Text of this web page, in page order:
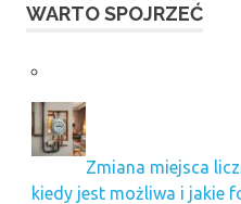
WARTO SPOJRZEĆ
Zmiana miejsca
kiedy jest możliwa i jakie